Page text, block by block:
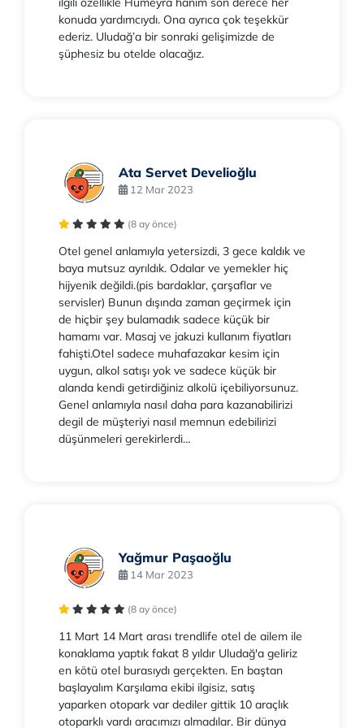
konuda yardımcıydı. Ona ayrıca çok teşekkür
ederiz. Uludağ’a bir sonraki gelişimizde de
şüphesiz bu otelde olacağız.
Ata Servet Develioğlu
12 Mar 2023
(8 ay önce)
Otel genel anlamıyla yetersizdi, 3 gece kaldık ve
baya mutsuz ayrıldık. Odalar ve yemekler hiç
hijyenik değildi.(pis bardaklar, çarşaflar ve
servisler) Bunun dışında zaman geçirmek için
de hiçbir şey bulamadık sadece küçük bir
hamamı var. Masaj ve jakuzi kullanım fiyatları
fahişti.Otel sadece muhafazakar kesim için
uygun, alkol satışı yok ve sadece küçük bir
alanda kendi getirdiğiniz alkolü içebiliyorsunuz.
Genel anlamıyla nasıl daha para kazanabilirizi
degil de müşteriyi nasıl memnun edebilirizi
düşünmeleri gerekirlerdi…
Yağmur Paşaoğlu
14 Mar 2023
(8 ay önce)
11 Mart 14 Mart arası trendlife otel de ailem ile
konaklama yaptık fakat 8 yıldır Uludağ'a geliriz
en kötü otel burasıydı gerçekten. En baştan
başlayalım Karşılama ekibi ilgisiz, satış
yaparken otopark var dediler gittik 10 araçlık
otoparklı vardı aracımızı almadılar. Bir dünya